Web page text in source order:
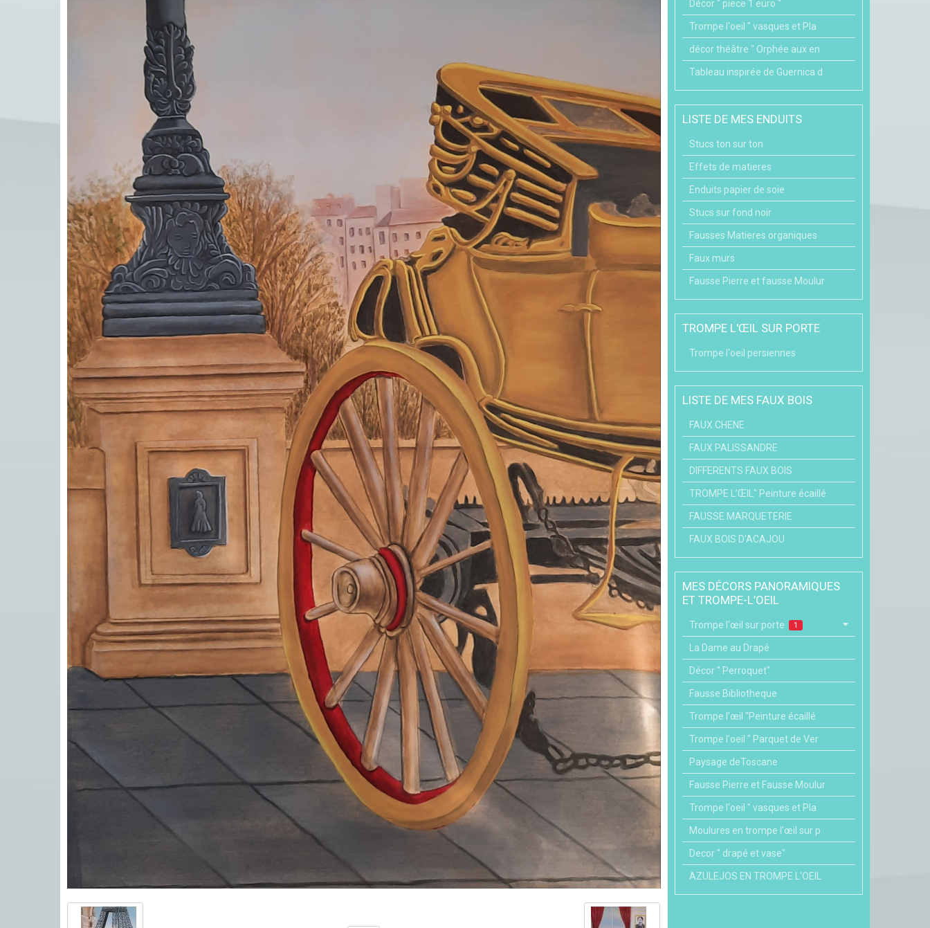
Décor " piece 1 euro "
Trompe l'oeil " vasques et Pla
décor théâtre " Orphée aux en
Tableau inspirée de Guernica d
LISTE DE MES ENDUITS
Stucs ton sur ton
Effets de matieres
Enduits papier de soie
Stucs sur fond noir
Fausses Matieres organiques
Faux murs
Fausse Pierre et fausse Moulur
TROMPE L'ŒIL SUR PORTE
Trompe l'oeil persiennes
LISTE DE MES FAUX BOIS
FAUX CHENE
FAUX PALISSANDRE
DIFFERENTS FAUX BOIS
TROMPE L’ŒIL" Peinture écaillé
FAUSSE MARQUETERIE
FAUX BOIS D'ACAJOU
MES DÉCORS PANORAMIQUES
ET TROMPE-L’OEIL
Trompe l'œil sur porte 1
La Dame au Drapé
Décor " Perroquet"
Fausse Bibliotheque
Trompe l’œil "Peinture écaillé
Trompe l'oeil " Parquet de Ver
Paysage deToscane
Fausse Pierre et Fausse Moulur
Trompe l'oeil " vasques et Pla
Moulures en trompe l'œil sur p
Decor " drapé et vase"
AZULEJOS EN TROMPE L'OEIL